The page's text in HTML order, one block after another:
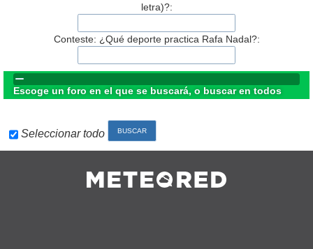
letra)?:
Conteste: ¿Qué deporte practica Rafa Nadal?:
Escoge un foro en el que se buscará, o buscar en todos
Seleccionar todo